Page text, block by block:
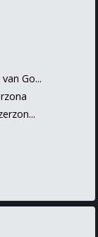
Go...